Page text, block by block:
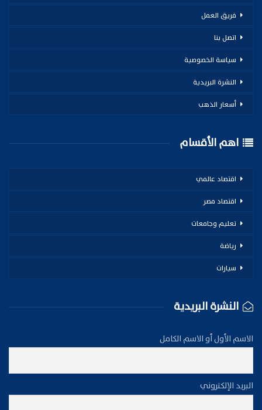
فريق العمل
اتصل بنا
سياسة الخصوصية
النشرة البريدية
أسعار الذهب
اهم الأقسام
اقتصاد عالمي
اقتصاد مصر
تعليم وجامعات
رياضة
سيارات
النشرة البريدية
الاسم الأول أو الاسم الكامل
البريد الإلكتروني